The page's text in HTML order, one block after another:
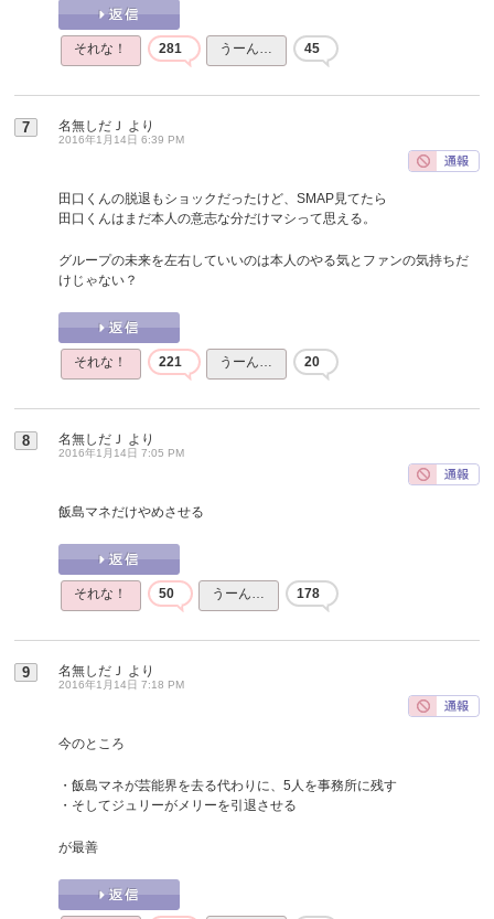
それな！ 281 うーん… 45
7 名無しだＪ より
2016年1月14日 6:39 PM
田口くんの脱退もショックだったけど、SMAP見てたら
田口くんはまだ本人の意志な分だけマシって思える。
グループの未来を左右していいのは本人のやる気とファンの気持ちだ
けじゃない？
それな！ 221 うーん… 20
8 名無しだＪ より
2016年1月14日 7:05 PM
飯島マネだけやめさせる
それな！ 50 うーん… 178
9 名無しだＪ より
2016年1月14日 7:18 PM
今のところ
・飯島マネが芸能界を去る代わりに、5人を事務所に残す
・そしてジュリーがメリーを引退させる
が最善